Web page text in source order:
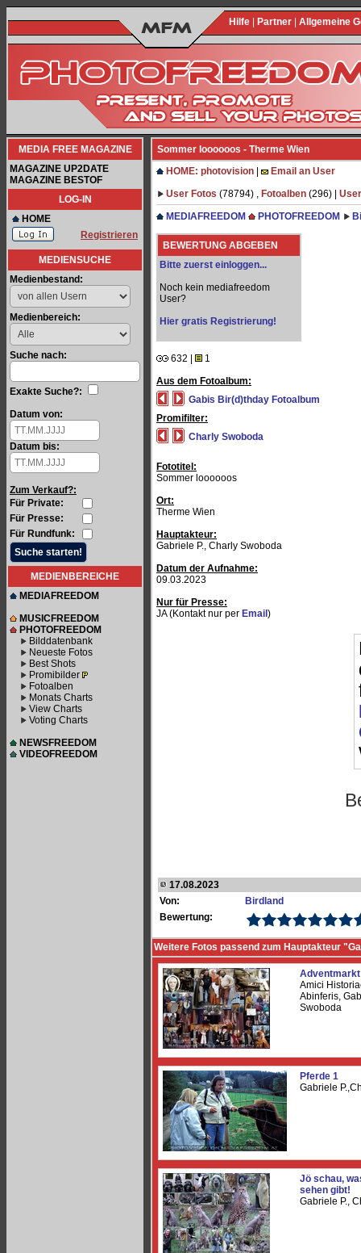
Hilfe Partner Allgemeine
MEDIA FREE MAGAZINE
MAGAZINE UP2DATE
MAGAZINE BESTOF
LOG-IN
HOME
Registrieren
MEDIENSUCHE
Medienbestand:
Medienbereich:
Suche nach:
Exakte Suche?:
Datum von:
Datum bis:
Zum Verkauf?:
Für Private:
Für Presse:
Für Rundfunk:
MEDIENBEREICHE
MEDIAFREEDOM
MUSICFREEDOM
PHOTOFREEDOM
Bilddatenbank
Neueste Fotos
Best Shots
Promibilder
Fotoalben
Monats Charts
View Charts
Voting Charts
NEWSFREEDOM
VIDEOFREEDOM
Sommer loooooos - Therme Wien
HOME: photovision
Email an User
User Fotos (78794) , Fotoalben (296) |
MEDIAFREEDOM
PHOTOFREEDOM
BEWERTUNG ABGEBEN
Bitte zuerst einloggen...
Noch kein mediafreedom
User?
Hier gratis Registrierung!
632 |
1
Aus dem Fotoalbum:
Gabis Bir(d)thday Fotoalbum
Promifilter:
Charly Swoboda
Fototitel:
Sommer loooooos
Ort:
Therme Wien
Hauptakteur:
Gabriele P., Charly Swoboda
Datum der Aufnahme:
09.03.2023
Nur für Presse:
JA (Kontakt nur per Email )
17.08.2023
Von:
Birdland
Bewertung:
Weitere Fotos passend zum Hauptakteur
Adventmarkt
Amici
Abinferis,
Swoboda
Pferde 1
Gabriele
Jö schau,
sehen gibt!
Gabriele P.,